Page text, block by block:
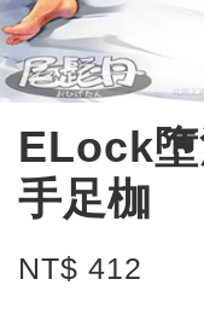
ELock
手足枷
NT$ 412